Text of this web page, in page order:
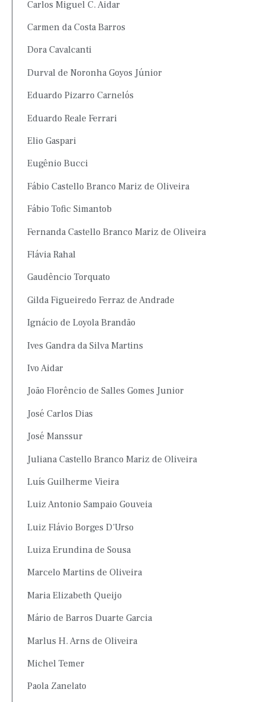
Carlos Miguel C. Aidar
Carmen da Costa Barros
Dora Cavalcanti
Durval de Noronha Goyos Júnior
Eduardo Pizarro Carnelós
Eduardo Reale Ferrari
Elio Gaspari
Eugênio Bucci
Fábio Castello Branco Mariz de Oliveira
Fábio Tofic Simantob
Fernanda Castello Branco Mariz de Oliveira
Flávia Rahal
Gaudêncio Torquato
Gilda Figueiredo Ferraz de Andrade
Ignácio de Loyola Brandão
Ives Gandra da Silva Martins
Ivo Aidar
João Florêncio de Salles Gomes Junior
José Carlos Dias
José Manssur
Juliana Castello Branco Mariz de Oliveira
Luís Guilherme Vieira
Luiz Antonio Sampaio Gouveia
Luiz Flávio Borges D’Urso
Luiza Erundina de Sousa
Marcelo Martins de Oliveira
Maria Elizabeth Queijo
Mário de Barros Duarte Garcia
Marlus H. Arns de Oliveira
Michel Temer
Paola Zanelato